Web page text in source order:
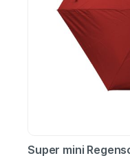
Super mini